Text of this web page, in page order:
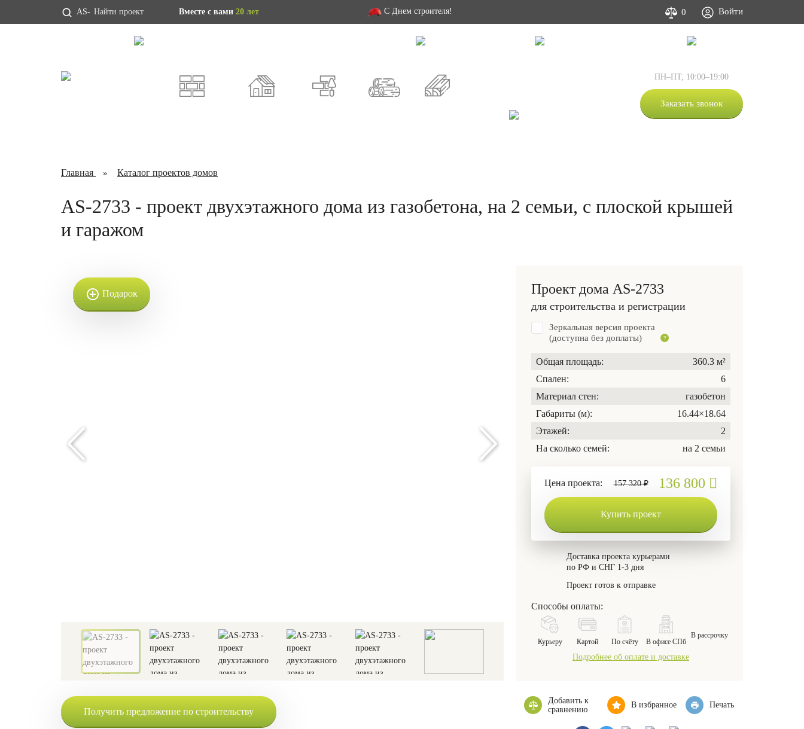
AS- Вместе с вами 20 лет С Днем строителя! 0 Войти
ПН–ПТ, 10:00–19:00
Заказать звонок
Главная Каталог проектов домов
AS-2733 - проект двухэтажного дома из газобетона, на 2 семьи, с плоской крышей
и гаражом
Подарок Проект дома AS-2733
для строительства и регистрации
Зеркальная версия проекта
(доступна без доплаты)
Общая площадь:
360.3 м²
Спален:
6
Материал стен:
газобетон
Габариты (м):
16.44×18.64
Этажей:
2
На сколько семей:
на 2 семьи
Цена проекта: 157 320 ₽ 136 800
Купить проект
Доставка проекта курьерами
по РФ и СНГ 1-3 дня
Проект готов к отправке
Способы оплаты:
Курьеру Картой По счёту В офисе СПб
В рассрочку
Подробнее об оплате и доставке
Получить предложение по строительству
Добавить к
сравнению
В избранное Печать